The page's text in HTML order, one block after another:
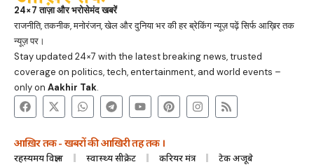
24×7 ताज़ा और भरोसेमंद खबरें
राजनीति, तकनीक, मनोरंजन, खेल और दुनिया भर की हर ब्रेकिंग न्यूज़ पढ़ें सिर्फ आख़िर तक
न्यूज़ पर।
Stay updated 24×7 with the latest breaking news, trusted
coverage on politics, tech, entertainment, and world events –
only on Aakhir Tak.
आख़िर तक - खबरों की आखिरी तह तक ।
रहस्यमय विज्ञान स्वास्थ्य सीक्रेट करियर मंत्र टेक अजूबे